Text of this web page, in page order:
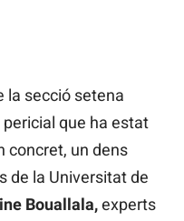
la secció setena
que ha estat
concret, un dens
de la Universitat de
Bouallala,experts